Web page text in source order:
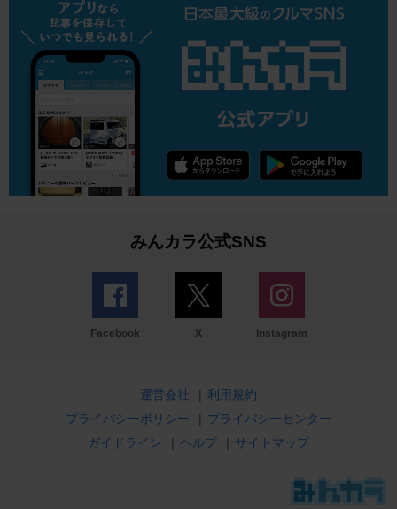
みんカラ公式SNS
Facebook X Instagram
運営会社 | 利用規約
プライバシーポリシー
| プライバシーセンター
ガイドライン
| ヘルプ | サイトマップ